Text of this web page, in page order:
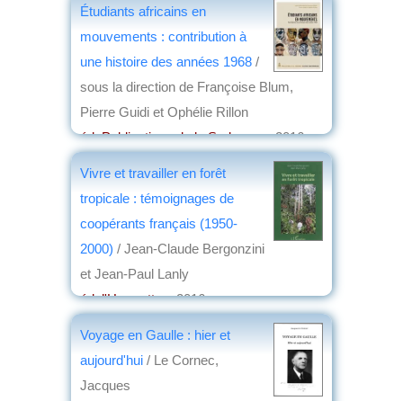
Étudiants africains en
mouvements : contribution à
une histoire des années 1968 /
sous la direction de Françoise Blum,
Pierre Guidi et Ophélie Rillon
éd. Publications de la Sorbonne, 2016
Vivre et travailler en forêt
tropicale : témoignages de
coopérants français (1950-
2000) / Jean-Claude Bergonzini
et Jean-Paul Lanly
éd. l'Harmattan, 2016
Voyage en Gaulle : hier et
aujourd'hui / Le Cornec,
Jacques